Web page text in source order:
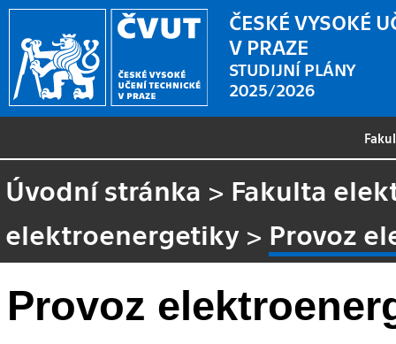
ČESKÉ VYSOKÉ
V PRAZE
STUDIJNÍ PLÁNY
2025/2026
Úvodní stránka > Fakulta
elektroenergetiky > Provoz
Provoz